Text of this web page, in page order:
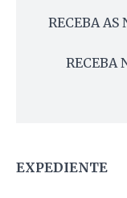
RECEBA AS
RECEBA
EXPEDIENTE